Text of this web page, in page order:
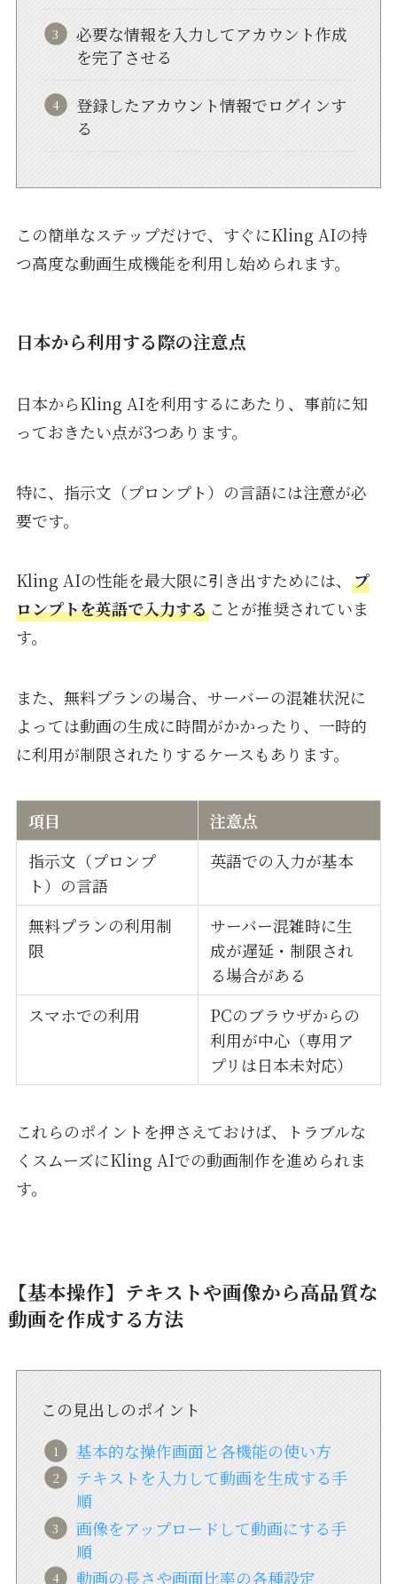
必要な情報を入力してアカウント作成
を完了させる
登録したアカウント情報でログインす
る
この簡単なステップだけで、すぐにKling AIの持
つ高度な動画生成機能を利用し始められます。
日本から利用する際の注意点
日本からKling AIを利用するにあたり、事前に知
っておきたい点が3つあります。
特に、指示文（プロンプト）の言語には注意が必
要です。
Kling AIの性能を最大限に引き出すためには、 プ
ロンプトを英語で入力することが推奨されていま
す。
また、無料プランの場合、サーバーの混雑状況に
よっては動画の生成に時間がかかったり、一時的
に利用が制限されたりするケースもあります。
項目
注意点
指示文（プロンプ
ト）の言語
英語での入力が基本
無料プランの利用制
限
サーバー混雑時に生
成が遅延・制限され
る場合がある
スマホでの利用
PCのブラウザからの
利用が中心（専用ア
プリは日本未対応）
これらのポイントを押さえておけば、トラブルな
くスムーズにKling AIでの動画制作を進められま
す。
【基本操作】テキストや画像から高品質な
動画を作成する方法
この見出しのポイント
基本的な操作画面と各機能の使い方
テキストを入力して動画を生成する手
順
画像をアップロードして動画にする手
順
動画の長さや画面比率の各種設定